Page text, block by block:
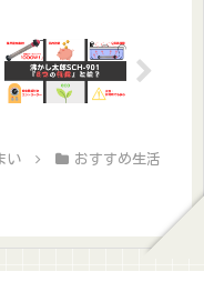
い
おすすめ生活